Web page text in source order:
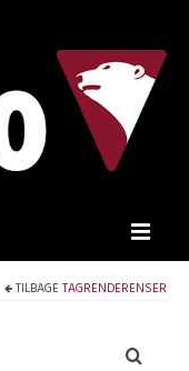
TILBAGETAGRENDERENSER